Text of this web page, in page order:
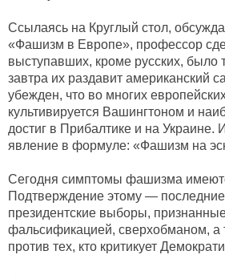
Ссылаясь на Круглый стол,
«Фашизм в Европе», профессор
выступавших, кроме русских, было
завтра их раздавит американский
убежден, что во многих
культивируется Вашингтоном и
достиг в Прибалтике и на Украине.
явление в формуле: «Фашизм на
Сегодня симптомы фашизма
Подтверждение этому —
президентские выборы,
фальсификацией, сверхобманом, а
против тех, кто критикует